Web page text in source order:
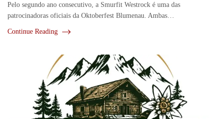
Pelo segundo ano consecutivo, a Smurfit Westrock é uma das
patrocinadoras oficiais da Oktoberfest Blumenau. Ambas…
Continue Reading